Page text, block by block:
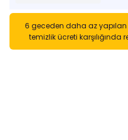
6 geceden daha az
temizlik ücreti